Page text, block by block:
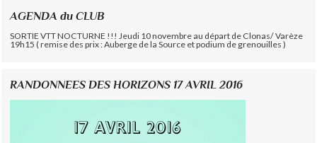
AGENDA du CLUB
SORTIE VTT NOCTURNE !!! Jeudi 10 novembre au départ de Clonas/ Varèze
19h15 ( remise des prix : Auberge de la Source et podium de grenouilles )
RANDONNEES DES HORIZONS 17 AVRIL 2016